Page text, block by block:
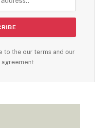
to the our terms and our
agreement.